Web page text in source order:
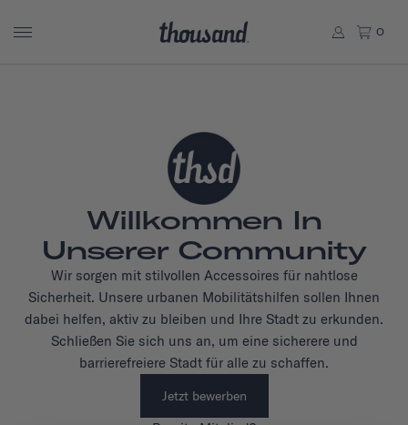
0
Willkommen In
Unserer Community
Wir sorgen mit stilvollen Accessoires für nahtlose
Sicherheit. Unsere urbanen Mobilitätshilfen sollen Ihnen
dabei helfen, aktiv zu bleiben und Ihre Stadt zu erkunden.
Schließen Sie sich uns an, um eine sicherere und
barrierefreiere Stadt für alle zu schaffen.
Jetzt bewerben